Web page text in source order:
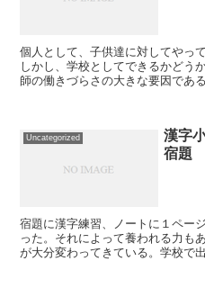
個人として、子供達に対してやっ
しかし、学校としてできるかどう
師の働きづらさの大きな要因であ
Uncategorized
漢字
宿題
宿題に漢字練習、ノートに１ペー
った。それによって養われる力も
が大分変わってきている。学校で